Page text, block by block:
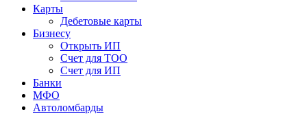
Карты
Дебетовые карты
Бизнесу
Открыть ИП
Cчет для ТОО
Счет для ИП
Банки
МФО
Автоломбарды